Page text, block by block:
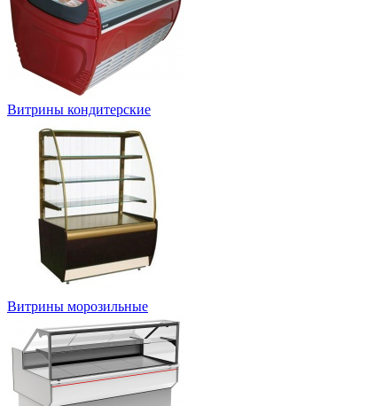
Витрины кондитерские
Витрины морозильные